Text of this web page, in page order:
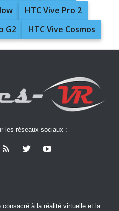
HTC Vive Pro 2
G2 HTC Vive Cosmos
les réseaux sociaux :
consacré à la réalité virtuelle et la